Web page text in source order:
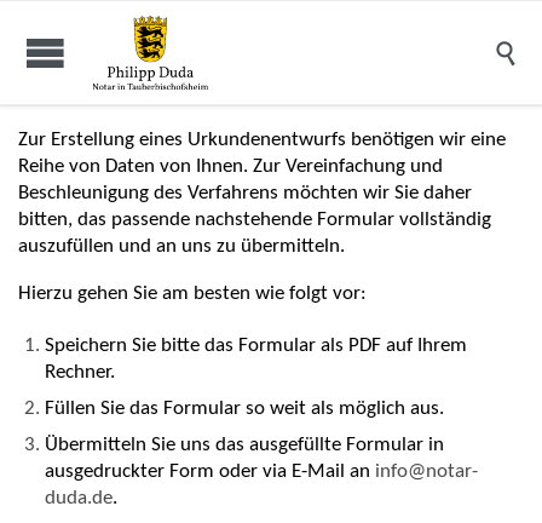

Zur Erstellung eines Urkundenentwurfs benötigen wir eine
Reihe von Daten von Ihnen. Zur Vereinfachung und
Beschleunigung des Verfahrens möchten wir Sie daher
bitten, das passende nachstehende Formular vollständig
auszufüllen und an uns zu übermitteln.
Hierzu gehen Sie am besten wie folgt vor:
Speichern Sie bitte das Formular als PDF auf Ihrem
Rechner.
Füllen Sie das Formular so weit als möglich aus.
Übermitteln Sie uns das ausgefüllte Formular in
ausgedruckter Form oder via E-Mail an info@notar-
duda.de.